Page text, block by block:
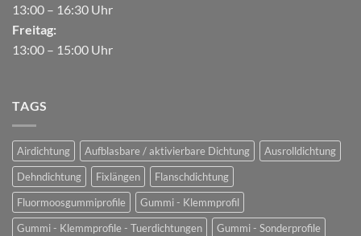
13:00 – 16:30 Uhr
Freitag:
13:00 – 15:00 Uhr
TAGS
Airdichtung Aufblasbare / aktivierbare Dichtung
Ausrolldichtung
Dehndichtung
Fixlängen
Flanschdichtung
Fluormoosgummiprofile
Gummi - Klemmprofil
Gummi - Klemmprofile - Tuerdichtungen
Gummi - Sonderprofile